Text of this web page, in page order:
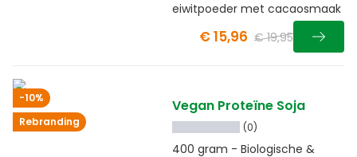
eiwitpoeder met cacaosmaak
€ 15,96 € 19,95
-10%
Rebranding
Vegan Proteïne Soja
(0)
400 gram - Biologische &